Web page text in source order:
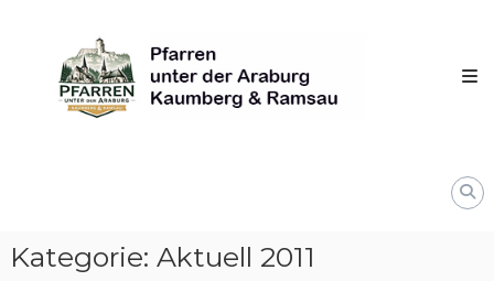
content
unter
derAraburg
Kaumberg
Kategorie: Aktuell 2011